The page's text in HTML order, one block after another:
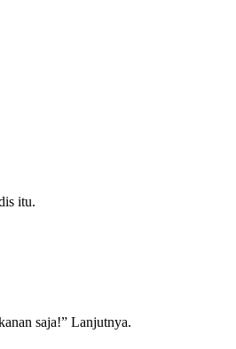
itu.
saja!” Lanjutnya.